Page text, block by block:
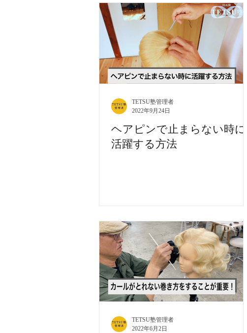
ヘアピンで止まらない時に
活躍する方法
TETSU塾管理者
2022年9月24日
TETSU塾管理者
2022年6月2日